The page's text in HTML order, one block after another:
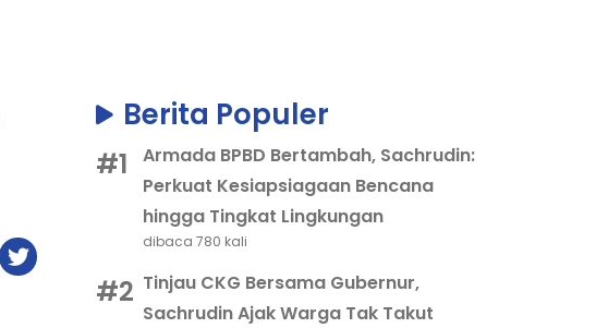
Berita Populer
#1
Armada BPBD Bertambah, Sachrudin:
Perkuat Kesiapsiagaan Bencana
hingga Tingkat Lingkungan
dibaca 780 kali
#2 Tinjau CKG Bersama Gubernur,
Sachrudin Ajak Warga Tak Takut